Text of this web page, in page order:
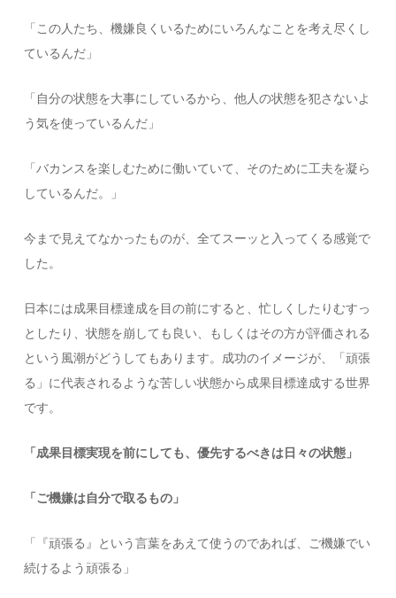
「この人たち、機嫌良くいるためにいろんなことを考え尽くし
ているんだ」
「自分の状態を大事にしているから、他人の状態を犯さないよ
う気を使っているんだ」
「バカンスを楽しむために働いていて、そのために工夫を凝ら
しているんだ。」
今まで見えてなかったものが、全てスーッと入ってくる感覚で
した。
日本には成果目標達成を目の前にすると、忙しくしたりむすっ
としたり、状態を崩しても良い、もしくはその方が評価される
という風潮がどうしてもあります。成功のイメージが、「頑張
る」に代表されるような苦しい状態から成果目標達成する世界
です。
「成果目標実現を前にしても、優先するべきは日々の状態」
「ご機嫌は自分で取るもの」
「『頑張る』という言葉をあえて使うのであれば、ご機嫌でい
続けるよう頑張る」